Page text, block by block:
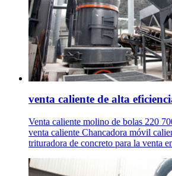
venta caliente de alta
Venta caliente molino de bolas 220
venta caliente Chancadora móvil
trituradora de concreto para la venta